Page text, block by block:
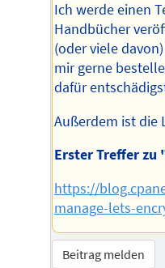
Ich werde einen
Handbücher
(oder viele
mir gerne
dafür
Außerdem ist die
Erster Treffer
https://
manage-lets-
Beitrag melden